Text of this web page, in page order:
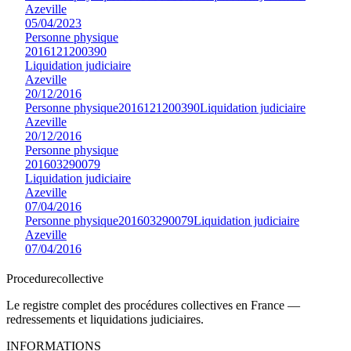
Azeville
05/04/2023
Personne physique
2016121200390
Liquidation judiciaire
Azeville
20/12/2016
Personne physique2016121200390Liquidation judiciaire
Azeville
20/12/2016
Personne physique
201603290079
Liquidation judiciaire
Azeville
07/04/2016
Personne physique201603290079Liquidation judiciaire
Azeville
07/04/2016
Procedurecollective
Le registre complet des procédures collectives en France —
redressements et liquidations judiciaires.
INFORMATIONS